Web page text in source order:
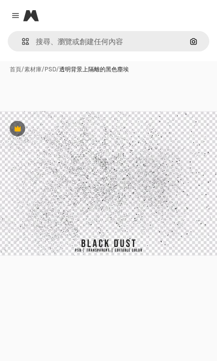
Close menu
Magnific
通過圖
首頁/素材庫/PSD/透明背景上隔離的黑色塵埃
Premium